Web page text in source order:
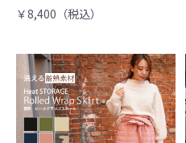
￥8,400（税込）